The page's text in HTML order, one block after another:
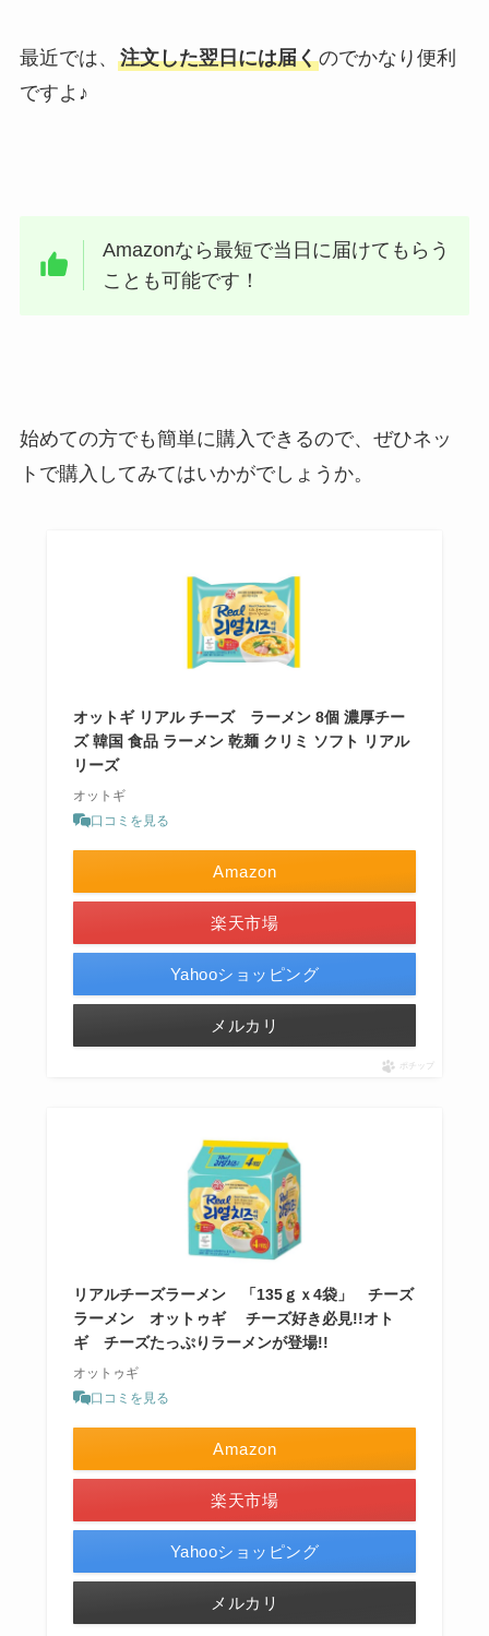
最近では、 注文した翌日には届くのでかなり便利
ですよ♪
Amazonなら最短で当日に届けてもらう
ことも可能です！
始めての方でも簡単に購入できるので、ぜひネッ
トで購入してみてはいかがでしょうか。
オットギ リアル チーズ ラーメン 8個 濃厚チー
ズ 韓国 食品 ラーメン 乾麺 クリミ ソフト リアル
リーズ
オットギ
口コミを見る
Amazon
楽天市場
Yahooショッピング
メルカリ
ポチップ
リアルチーズラーメン 「135ｇｘ4袋」 チーズ
ラーメン オットゥギ チーズ好き必見!!オト
ギ チーズたっぷりラーメンが登場!!
オットゥギ
口コミを見る
Amazon
楽天市場
Yahooショッピング
メルカリ